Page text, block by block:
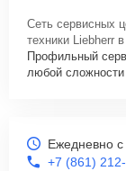
Сеть сервисных
техники Liebherr
Профильный
любой сложности
Ежедневно
+7 (861)